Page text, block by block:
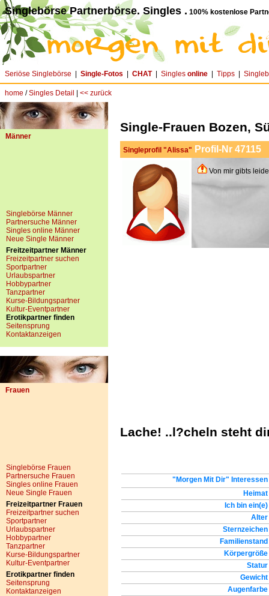
Singlebörse Partnerbörse. Singles . 100% kostenlose
Seriöse Singlebörse Single-Fotos CHAT| Singles online Tipps
home /Singles Detail << zurück
Männer
Singlebörse Männer
Partnersuche Männer
Singles online Männer
Neue Single Männer
Freitzeitpartner Männer
Freizeitpartner suchen
Sportpartner
Urlaubspartner
Hobbypartner
Tanzpartner
Kurse-Bildungspartner
Kultur-Eventpartner
Erotikpartner finden
Seitensprung
Kontaktanzeigen
Frauen
Singlebörse Frauen
Partnersuche Frauen
Singles online Frauen
Neue Single Frauen
Freizeitpartner Frauen
Freizeitpartner suchen
Sportpartner
Urlaubspartner
Hobbypartner
Tanzpartner
Kurse-Bildungspartner
Kultur-Eventpartner
Erotikpartner finden
Seitensprung
Kontaktanzeigen
Single-Frauen Bozen,
Singleprofil "Alissa" Profil-Nr 47115
Von mir gibts
Lache! ..l?cheln steht
"Morgen Mit Dir" Interessen
Heimat
Ich bin ein(e)
Alter
Sternzeichen
Familienstand
Körpergröße
Statur
Gewicht
Augenfarbe